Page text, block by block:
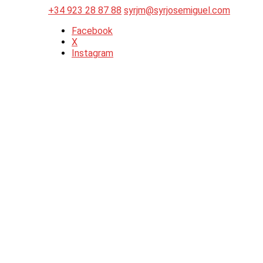
+34 923 28 87 88 syrjm@syrjosemiguel.com
Facebook
X
Instagram